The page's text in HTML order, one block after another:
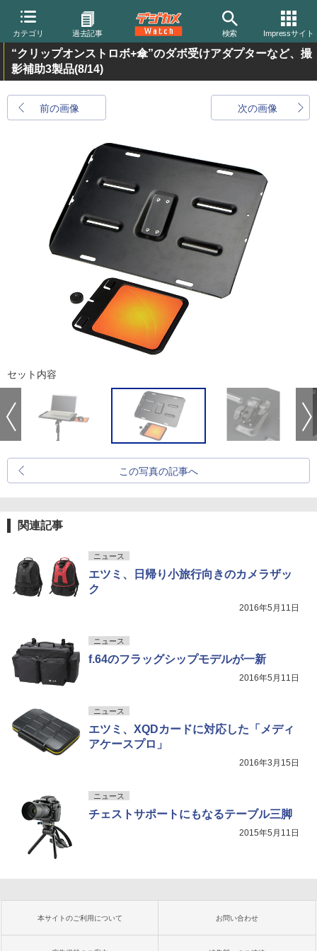
カテゴリ 過去記事 検索 Impressサイト
“クリップオンストロボ+傘”のダボ受けアダプターなど、撮
影補助3製品(8/14)
前の画像 次の画像
セット内容
この写真の記事へ
関連記事
ニュース
エツミ、日帰り小旅行向きのカメラザッ
ク
2016年5月11日
ニュース
f.64のフラッグシップモデルが一新
2016年5月11日
ニュース
エツミ、XQDカードに対応した「メディ
アケースプロ」
2016年3月15日
ニュース
チェストサポートにもなるテーブル三脚
2015年5月11日
本サイトのご利用について お問い合わせ